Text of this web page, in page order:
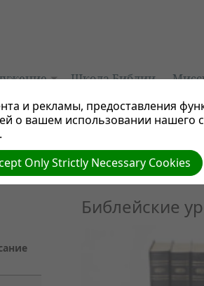
Школа Библии
Библейские
и рекламы, предоставления
о вашем использовании нашего
Only Strictly Necessary Cookies